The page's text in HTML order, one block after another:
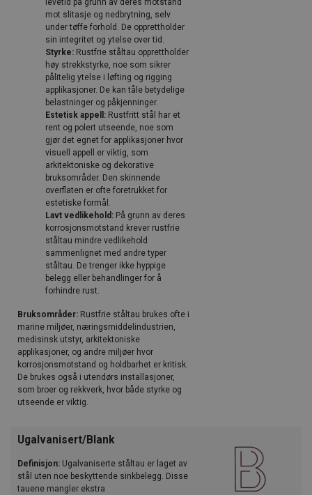
mot slitasje og nedbrytning, selv
under tøffe forhold. De opprettholder
sin integritet og ytelse over tid.
Styrke: Rustfrie ståltau opprettholder
høy strekkstyrke, noe som sikrer
pålitelig ytelse i løfting og rigging
applikasjoner. De kan tåle betydelige
belastninger og påkjenninger.
Estetisk appell: Rustfritt stål har et
rent og polert utseende, noe som
gjør det egnet for applikasjoner hvor
visuell appell er viktig, som
arkitektoniske og dekorative
bruksområder. Den skinnende
overflaten er ofte foretrukket for
estetiske formål.
Lavt vedlikehold: På grunn av deres
korrosjonsmotstand krever rustfrie
ståltau mindre vedlikehold
sammenlignet med andre typer
ståltau. De trenger ikke hyppige
belegg eller behandlinger for å
forhindre rust.
Bruksområder: Rustfrie ståltau brukes ofte i
marine miljøer, næringsmiddelindustrien,
medisinsk utstyr, arkitektoniske
applikasjoner, og andre miljøer hvor
korrosjonsmotstand og holdbarhet er kritisk.
De brukes også i utendørs installasjoner,
som broer og rekkverk, hvor både styrke og
utseende er viktig.
Ugalvanisert/Blank
Definisjon: Ugalvaniserte ståltau er laget av
stål uten noe beskyttende sinkbelegg. Disse
tauene mangler ekstra